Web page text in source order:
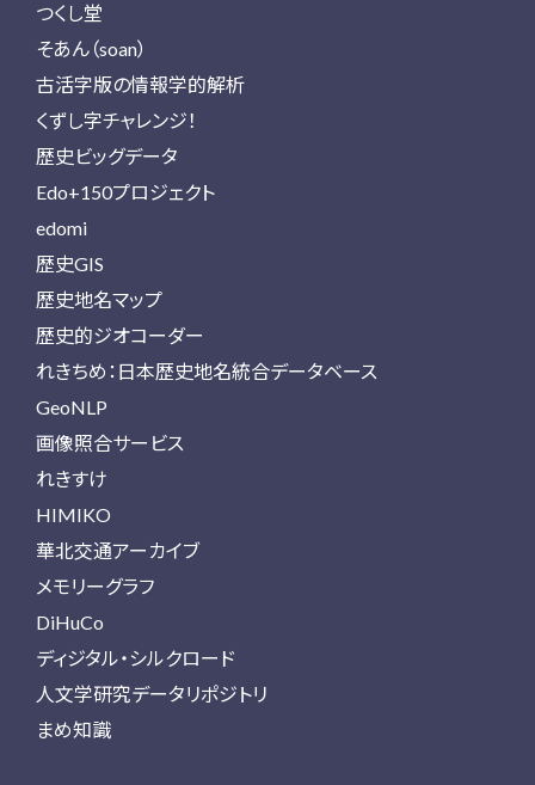
つくし堂
そあん（soan）
古活字版の情報学的解析
くずし字チャレンジ！
歴史ビッグデータ
Edo+150プロジェクト
edomi
歴史GIS
歴史地名マップ
歴史的ジオコーダー
れきちめ：日本歴史地名統合データベース
GeoNLP
画像照合サービス
れきすけ
HIMIKO
華北交通アーカイブ
メモリーグラフ
DiHuCo
ディジタル・シルクロード
人文学研究データリポジトリ
まめ知識